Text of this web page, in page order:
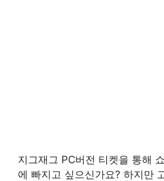
지그재그 PC버전 티켓을 통해
에 빠지고 싶으신가요? 하지만